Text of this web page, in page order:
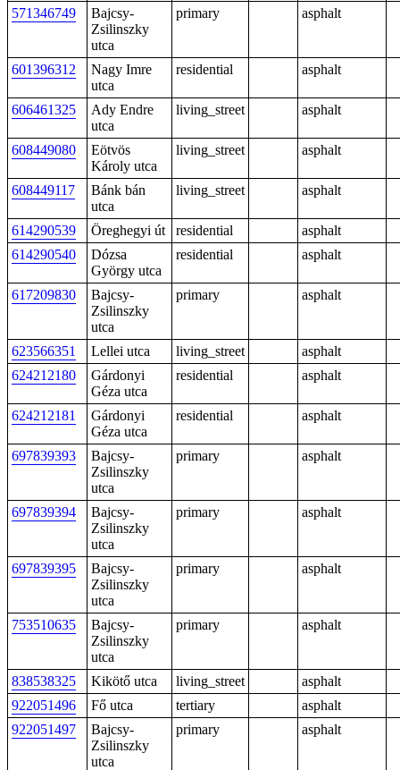
571346749
Bajcsy-
Zsilinszky
utca
primary asphalt
601396312
Nagy Imre
utca
residential asphalt
606461325
Ady Endre
utca
living_street asphalt
608449080
Eötvös
Károly utca
living_street asphalt
608449117
Bánk bán
utca
living_street asphalt
614290539 Öreghegyi út residential
asphalt
614290540
Dózsa
György utca
residential asphalt
617209830
Bajcsy-
Zsilinszky
utca
primary asphalt
623566351 Lellei utca living_street
asphalt
624212180
Gárdonyi
Géza utca
residential asphalt
624212181
Gárdonyi
Géza utca
residential asphalt
697839393
Bajcsy-
Zsilinszky
utca
primary asphalt
697839394
Bajcsy-
Zsilinszky
utca
primary asphalt
697839395
Bajcsy-
Zsilinszky
utca
primary asphalt
753510635
Bajcsy-
Zsilinszky
utca
primary asphalt
838538325 Kikötő utca living_street
asphalt
922051496
Fő utca tertiary
asphalt
922051497
Bajcsy-
Zsilinszky
utca
primary asphalt